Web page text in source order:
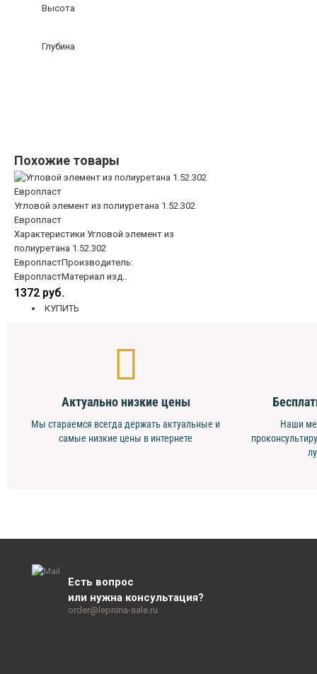
Высота
Глубина
Похожие товары
Угловой элемент из полиуретана 1.52.302
Европласт
Характеристики Угловой элемент из
полиуретана 1.52.302
ЕвропластПроизводитель:
ЕвропластМатериал изд..
1372 руб.
КУПИТЬ
Актуально низкие цены
Мы стараемся всегда держать актуальные и
самые низкие цены в интернете
Наши
Есть вопрос
или нужна консультация?
order@lepnina-sale.ru